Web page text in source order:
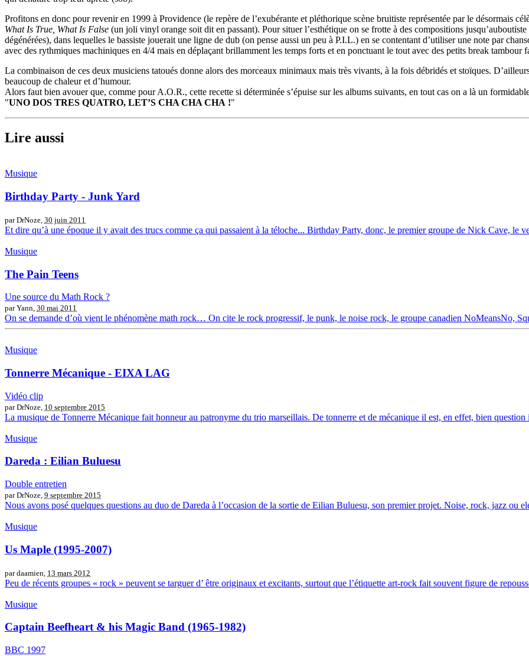
Profitons en donc pour revenir en 1999 à Providence (le repère de l’exubérante et pléthorique scène bruitiste représentée par le désormais
What Is True, What Is False (un joli vinyl orange soit dit en passant). Pour situer l’esthétique on se frotte à des compositions
dégénérées), dans lequelles le bassiste jouerait une ligne de dub (on pense aussi un peu à P.I.L.) en se contentant d’utiliser une note par
avec des rythmiques machiniques en 4/4 mais en déplaçant brillamment les temps forts et en ponctuant le tout avec des petits break tambour
La combinaison de ces deux musiciens tatoués donne alors des morceaux minimaux mais très vivants, à la fois débridés et stoïques.
beaucoup de chaleur et d’humour.
Alors faut bien avouer que, comme pour A.O.R., cette recette si déterminée s’épuise sur les albums suivants, en tout cas on a là un
"UNO DOS TRES QUATRO, LET’S CHA CHA CHA !"
Lire aussi
Musique
Birthday Party - Junk Yard
par DrNoze, 30 juin 2011
Et dire qu’à une époque il y avait des trucs comme ça qui passaient à la téloche... Birthday Party, donc, le premier groupe de Nick Cave, le
Musique
The Pain Teens
Une source du Math Rock ?
par Yann, 30 mai 2011
On se demande d’où vient le phénomène math rock… On cite le rock progressif, le punk, le noise rock, le groupe canadien NoMeansNo,
Musique
Tonnerre Mécanique - EIXA LAG
Vidéo clip
par DrNoze, 10 septembre 2015
La musique de Tonnerre Mécanique fait honneur au patronyme du trio marseillais. De tonnerre et de mécanique il est, en effet, bien question
Musique
Dareda : Eilian Buluesu
Double entretien
par DrNoze, 9 septembre 2015
Nous avons posé quelques questions au duo de Dareda à l’occasion de la sortie de Eilian Buluesu, son premier projet. Noise, rock, jazz ou
Musique
Us Maple (1995-2007)
par daamien, 13 mars 2012
Peu de récents groupes « rock » peuvent se targuer d’ être originaux et excitants, surtout que l’étiquette art-rock fait souvent figure de
Musique
Captain Beefheart & his Magic Band (1965-1982)
BBC 1997